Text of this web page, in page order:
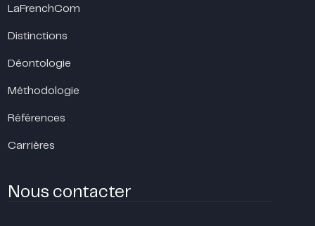
LaFrenchCom
Distinctions
Déontologie
Méthodologie
Références
Carrières
Nous contacter